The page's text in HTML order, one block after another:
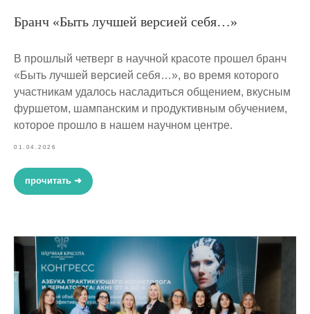
Бранч «Быть лучшей версией себя…»
В прошлый четверг в научной красоте прошел бранч
«Быть лучшей версией себя…», во время которого
участникам удалось насладиться общением, вкусным
фуршетом, шампанским и продуктивным обучением,
которое прошло в нашем научном центре.
01.04.2026
прочитать ➜